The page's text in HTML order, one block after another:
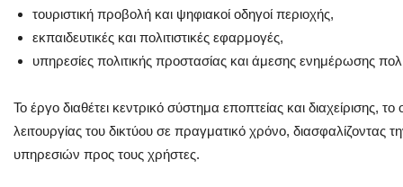
τουριστική προβολή και ψηφιακοί οδηγοί περιοχής,
εκπαιδευτικές και πολιτιστικές εφαρμογές,
υπηρεσίες πολιτικής προστασίας και άμεσης ενημέρωσης
Το έργο διαθέτει κεντρικό σύστημα εποπτείας και διαχείρισης,
λειτουργίας του δικτύου σε πραγματικό χρόνο, διασφαλίζοντας
υπηρεσιών προς τους χρήστες.